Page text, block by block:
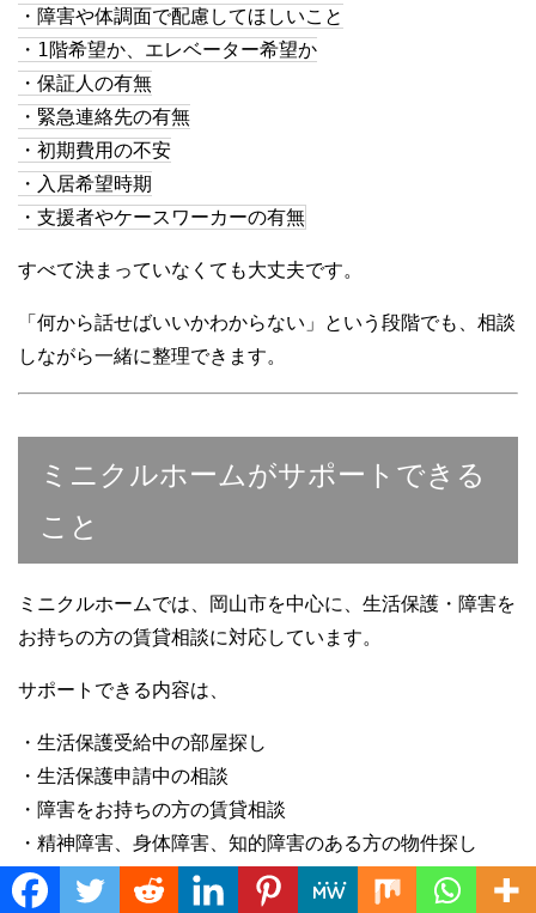
・障害や体調面で配慮してほしいこと
・1階希望か、エレベーター希望か
・保証人の有無
・緊急連絡先の有無
・初期費用の不安
・入居希望時期
・支援者やケースワーカーの有無
すべて決まっていなくても大丈夫です。
「何から話せばいいかわからない」という段階でも、相談
しながら一緒に整理できます。
ミニクルホームがサポートできる
こと
ミニクルホームでは、岡山市を中心に、生活保護・障害を
お持ちの方の賃貸相談に対応しています。
サポートできる内容は、
・生活保護受給中の部屋探し
・生活保護申請中の相談
・障害をお持ちの方の賃貸相談
・精神障害、身体障害、知的障害のある方の物件探し
・家賃上限に合う物件探し
Translate »